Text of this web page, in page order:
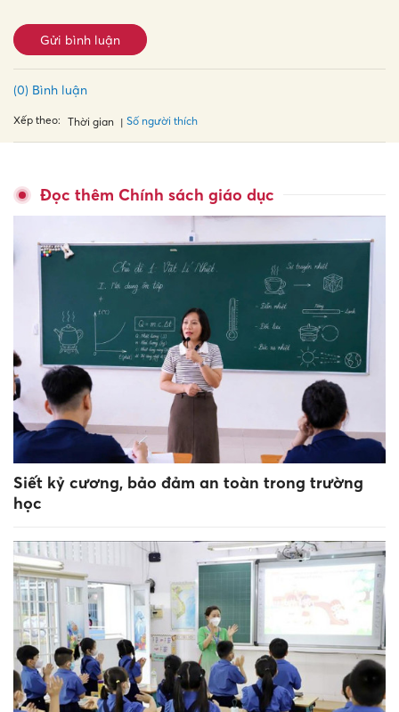
Gửi bình luận
(0) Bình luận
Xếp theo: Thời gian Số người thích
Đọc thêm Chính sách giáo dục
Siết kỷ cương, bảo đảm an toàn trong trường
học